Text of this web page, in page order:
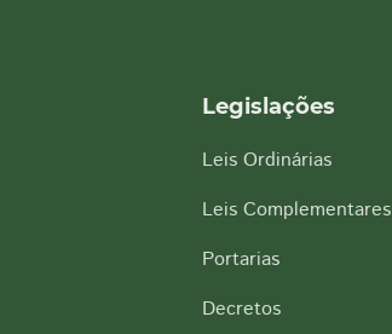
Legislações
Leis Ordinárias
Leis Complementares
Portarias
Decretos